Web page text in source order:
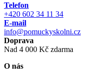
Telefon
+420 602 34 11 34
E-mail
info@pomuckyskolni.cz
Doprava
Nad 4 000 Kč zdarma
O nás